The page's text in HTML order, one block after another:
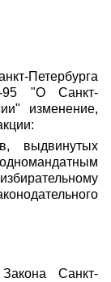
Петербурга
"О Санкт-
изменение,
выдвинутых
Санкт-